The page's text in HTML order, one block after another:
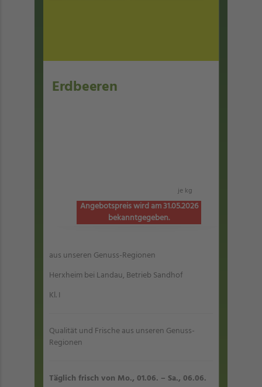
Erdbeeren
je kg
Angebotspreis wird am 31.05.2026
bekanntgegeben.
aus unseren Genuss-Regionen
Herxheim bei Landau, Betrieb Sandhof
Kl. I
Qualität und Frische aus unseren Genuss-
Regionen
Täglich frisch von Mo., 01.06. – Sa., 06.06.